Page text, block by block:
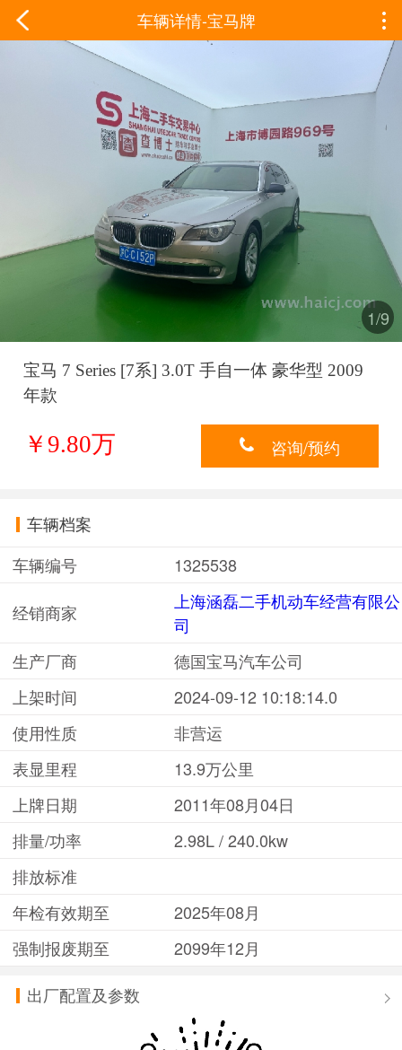
车辆详情-宝马牌
1/9
宝马 7 Series [7系] 3.0T 手自一体 豪华型 2009
年款
￥9.80万 咨询/预约
车辆档案
车辆编号
1325538
经销商家
上海涵磊二手机动车经营有限公
司
生产厂商
德国宝马汽车公司
上架时间
2024-09-12 10:18:14.0
使用性质
非营运
表显里程
13.9万公里
上牌日期
2011年08月04日
排量/功率
2.98L / 240.0kw
排放标准
年检有效期至
2025年08月
强制报废期至
2099年12月
出厂配置及参数